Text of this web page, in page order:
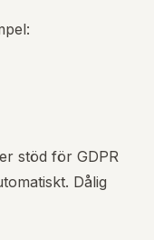
stöd för GDPR
Dålig